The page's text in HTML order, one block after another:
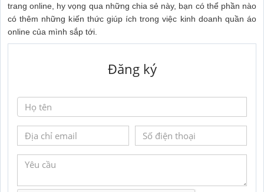
trang online, hy vọng qua những chia sẻ này, bạn có thể phần nào
có thêm những kiến thức giúp ích trong việc kinh doanh quần áo
online của mình sắp tới.
Đăng ký